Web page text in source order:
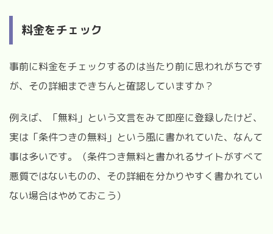
料金をチェック
事前に料金をチェックするのは当たり前に思われがちです
が、その詳細まできちんと確認していますか？
例えば、「無料」という文言をみて即座に登録したけど、
実は「条件つきの無料」という風に書かれていた、なんて
事は多いです。（条件つき無料と書かれるサイトがすべて
悪質ではないものの、その詳細を分かりやすく書かれてい
ない場合はやめておこう）